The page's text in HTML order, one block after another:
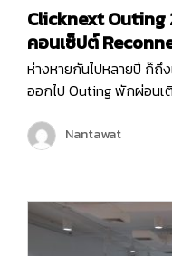
Clicknext
คอนเซ็ปต์
ห่างหายกันไปหลายปี ก็ถึ
ออกไป Outing พักผ่อน
พวกเรายังมีกิจกรรมมาก
ให้พนักงานได้กระชับมิต
Reconnect | Recharge
Nantawat